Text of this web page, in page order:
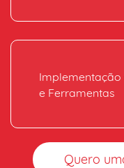
Implementação
e Ferramentas
Quero